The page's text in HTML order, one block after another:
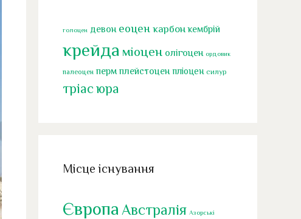
голоцен девон еоцен карбон кембрій
крейда міоцен олігоцен ордовик
палеоцен перм плейстоцен пліоцен силур
тріасюра
Місце існування
Європа Австралія Азорські